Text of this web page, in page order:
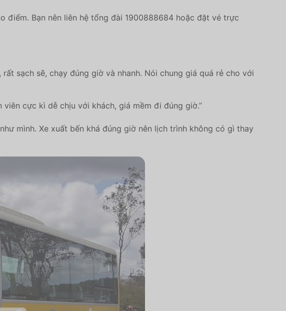
điểm. Bạn nên liên hệ tổng đài 1900888684 hoặc đặt vé trực
sạch sẽ, chạy đúng giờ và nhanh. Nói chung giá quá rẻ cho với
viên cực kì dễ chịu với khách, giá mềm đi đúng giờ.”
mình. Xe xuất bến khá đúng giờ nên lịch trình không có gì thay